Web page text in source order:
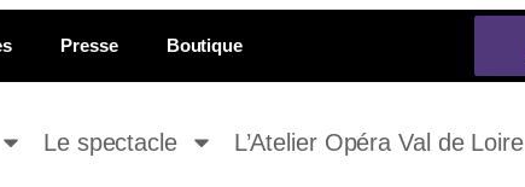
Presse Boutique
Le spectacle L’Atelier Opéra Val de Loire